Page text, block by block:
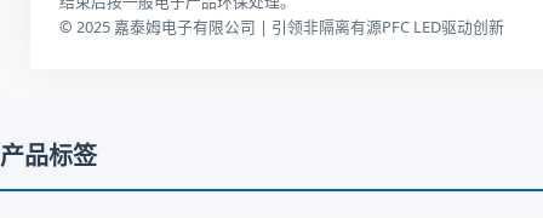
© 2025 嘉泰姆电子有限公司 | 引领非隔离有源PFC LED驱动创新
产品标签